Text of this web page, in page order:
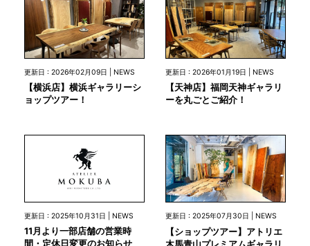
更新日 : 2026年02月09日 | NEWS
【横浜店】横浜ギャラリーシ
ョップツアー！
更新日 : 2026年01月19日 | NEWS
【天神店】福岡天神ギャラリ
ーを丸ごとご紹介！
更新日 : 2025年10月31日 | NEWS
11月より一部店舗の営業時
間・定休日変更のお知らせ
更新日 : 2025年07月30日 | NEWS
【ショップツアー】アトリエ
木馬青山プレミアムギャラリ